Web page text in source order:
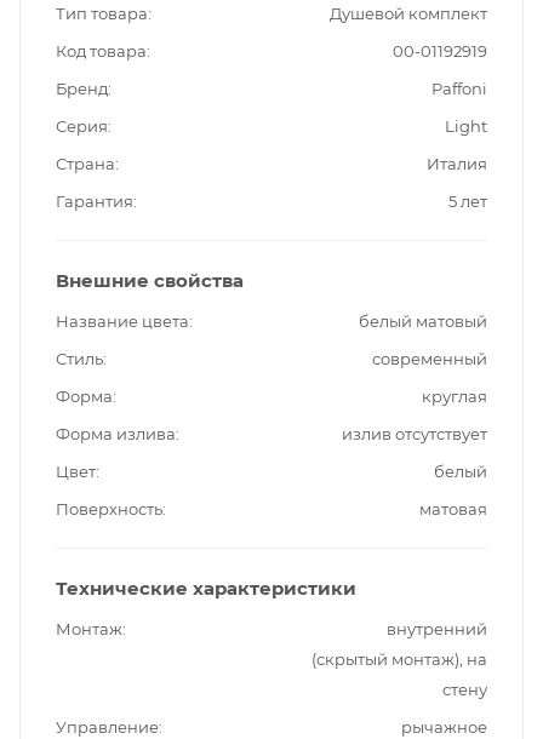
Тип товара
Душевой комплект
Код товара
00-01192919
Бренд
Paffoni
Серия
Light
Страна
Италия
Гарантия
5 лет
Внешние свойства
Название цвета
белый матовый
Стиль
современный
Форма
круглая
Форма излива
излив отсутствует
Цвет
белый
Поверхность
матовая
Технические характеристики
Монтаж
внутренний
(скрытый монтаж), на
стену
Управление
рычажное